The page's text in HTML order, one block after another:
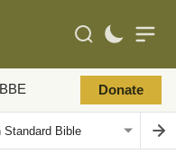
BBE Donate